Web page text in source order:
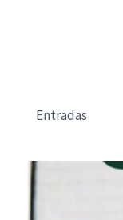
Entradas